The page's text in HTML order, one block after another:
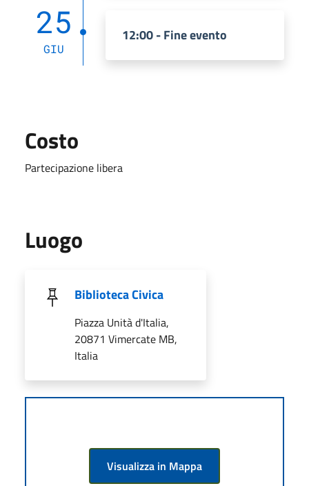
25
GIU
12:00 - Fine evento
Costo
Partecipazione libera
Luogo
Biblioteca Civica
Piazza Unità d'Italia,
20871 Vimercate MB,
Italia
Visualizza in Mappa